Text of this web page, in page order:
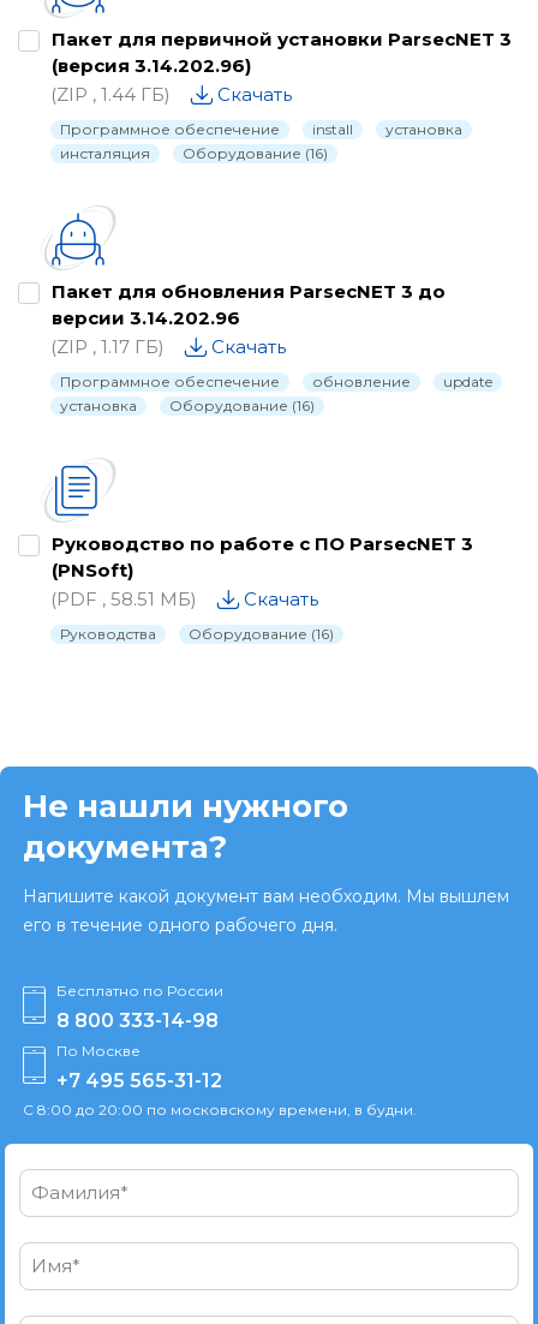
Пакет для первичной установки ParsecNET 3
(версия 3.14.202.96)
(ZIP , 1.44 ГБ)
Скачать
Программное обеспечение install
установка
инсталяция
Оборудование (16)
Пакет для обновления ParsecNET 3 до
версии 3.14.202.96
(ZIP , 1.17 ГБ)
Скачать
Программное обеспечение обновление
update
установка
Оборудование (16)
Руководство по работе с ПО ParsecNET 3
(PNSoft)
(PDF , 58.51 МБ)
Скачать
Руководства Оборудование (16)
Не нашли нужного
документа?
Напишите какой документ вам необходим. Мы вышлем
его в течение одного рабочего дня.
Бесплатно по России
8 800 333-14-98
По Москве
+7 495 565-31-12
С 8:00 до 20:00 по московскому времени, в будни.
Фамилия*
Имя*